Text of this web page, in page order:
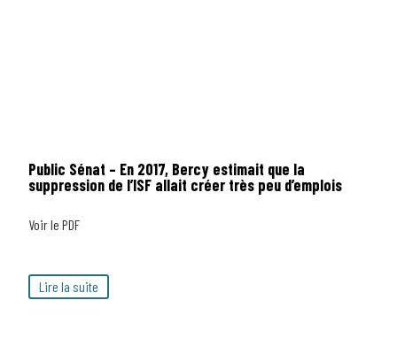
Public Sénat – En 2017, Bercy estimait que la
suppression de l’ISF allait créer très peu d’emplois
Voir le PDF
Lire la suite